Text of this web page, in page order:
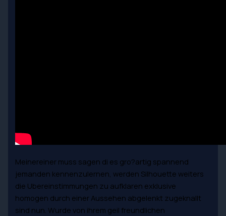
Meinereiner muss sagen di es gro?artig spannend
jemanden kennenzulernen, werden Silhouette weiters
die Ubereinstimmungen zu aufklaren exklusive
homogen durch einer Aussehen abgelenkt zugeknallt
sind nun. Wurde von ihrem geil freundlichen